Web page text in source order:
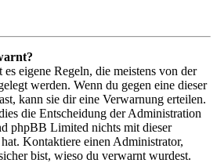
eigene Regeln, die meistens von der
werden. Wenn du gegen eine dieser
kann sie dir eine Verwarnung erteilen.
die Entscheidung der Administration
phpBB Limited nichts mit dieser
Kontaktiere einen Administrator,
bist, wieso du verwarnt wurdest.